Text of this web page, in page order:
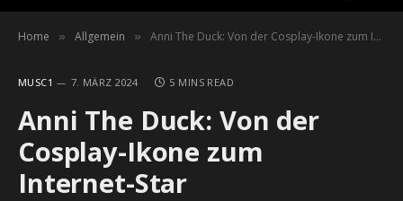
Home » Allgemein » Anni The Duck: Von der Cosplay-Ikone zum Internet-Star
MUSC1 7. MÄRZ 2024 5 MINS READ
Anni The Duck: Von der
Cosplay-Ikone zum
Internet-Star